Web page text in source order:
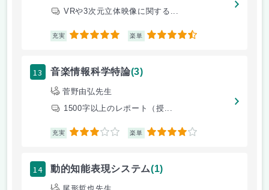
VRや3次元立体映像に関する...
充実 5 楽単 4.5
13 音楽情報科学特論(3)
菅野由弘先生
1500字以上のレポート（授...
充実 3 楽単 4
14 動的知能表現システム(1)